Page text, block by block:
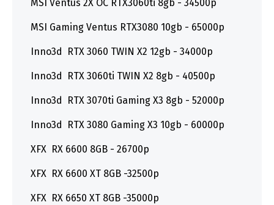
MSI Ventus 2X OC RTX3060ti 8gb - 34500р
MSI Gaming Ventus RTX3080 10gb - 65000р
Inno3d RTX 3060 TWIN X2 12gb - 34000р
Inno3d RTX 3060ti TWIN X2 8gb - 40500р
Inno3d RTX 3070ti Gaming X3 8gb - 52000р
Inno3d RTX 3080 Gaming X3 10gb - 60000р
XFX RX 6600 8GB - 26700р
XFX RX 6600 XT 8GB -32500р
XFX RX 6650 XT 8GB -35000р